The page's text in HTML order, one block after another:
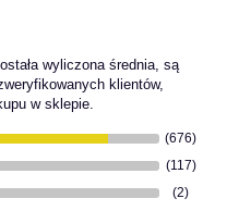
wyliczona średnia, są
klientów,
w sklepie.
(676)
(117)
(2)